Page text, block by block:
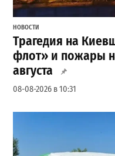
НОВОСТИ
Трагедия на
флот» и пожары
августа
08-08-2026 в 10:31